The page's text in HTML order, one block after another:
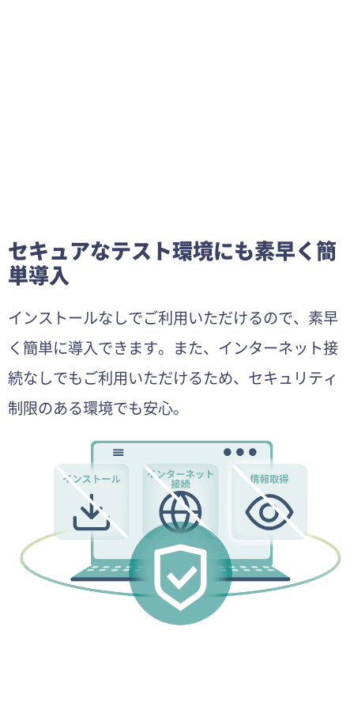
セキュアなテスト環境にも素早く簡
単導入
インストールなしでご利用いただけるので、素早
く簡単に導入できます。また、インターネット接
続なしでもご利用いただけるため、セキュリティ
制限のある環境でも安心。​